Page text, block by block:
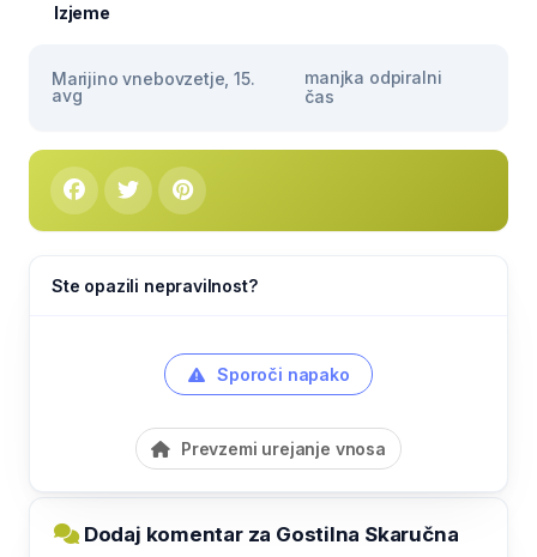
Izjeme
Marijino vnebovzetje, 15.
avg
manjka odpiralni
čas
Ste opazili nepravilnost?
Sporoči napako
Prevzemi urejanje vnosa
Dodaj komentar za Gostilna Skaručna